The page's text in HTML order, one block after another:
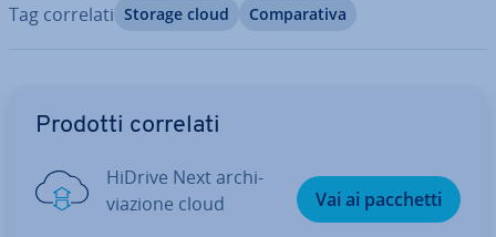
Tag correlati Storage cloud Com­pa­ra­ti­va
Prodotti correlati
HiDrive Next ar­chi­
via­zio­ne cloud
Vai ai pacchetti